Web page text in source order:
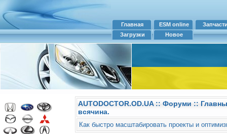
Главная ESM online
Загрузки
Новое
AUTODOCTOR.OD.UA:: Форуми ::
всячина.
Как быстро масштабировать проекты и